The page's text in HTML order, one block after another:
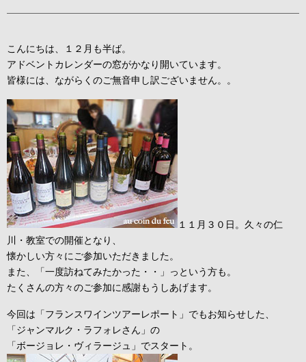
こんにちは、１２月も半ば。
アドベントカレンダーの窓がかなり開いています。
皆様には、ながらくのご無音申し訳ございません。。
１１月３０日。久々の仁
川・教室での開催となり、
懐かしい方々にご参加いただきました。
また、「一度訪ねてみたかった・・」っという方も。
たくさんの方々のご参加に感謝もうしあげます。
今回は「フランスワインツアーレポート」でもお知らせした、
「ジャンマルク・ラフォレさん」の
「ボージョレ・ヴィラージュ」でスタート。